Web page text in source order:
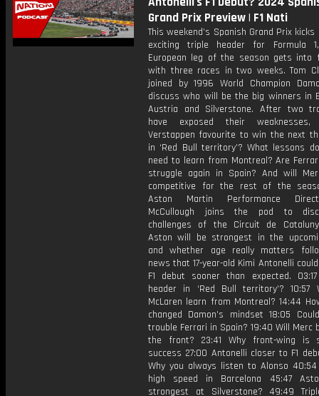
Grand Prix Preview | F1 Nati
This weekend’s Spanish Grand Prix
exciting triple header for Formula
European leg of the season gets into
with three races in two weeks. Tom
joined by 1996 World Champion
discuss who will be the big winners in
Austria and Silverstone. After two
have exposed their
Verstappen favourite to win the next
in ‘Red Bull territory’? What lessons
need to learn from Montreal? Are
struggle again in Spain? And will
competitive for the rest of the
Aston Martin Performance
McCullough joins the pod to
challenges of the Circuit de
Aston will be strongest in the
and whether age really matters
news that 17-year-old Kimi Antonelli
F1 debut sooner than expected.
header in ‘Red Bull territory’? 10:57
McLaren learn from Montreal? 14:44
changed Damon’s mindset 18:05
trouble Ferrari in Spain? 19:40 Will Merc
the front? 23:41 Why front-wing is
success 27:00 Antonelli closer to F1
Why you always listen to Alonso
high speed in Barcelona 45:47
strongest at Silverstone? 49:49